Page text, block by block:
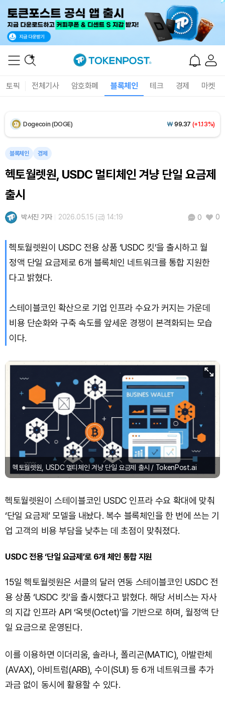
토픽 전체기사 암호화폐 블록체인 테크 경제 마켓
Solana (SOL) ₩104,739(+0.65%)
Bitcoin (BTC) 92,344,644(+0.49%)
블록체인 경제
헥토월렛원, USDC 멀티체인 겨냥 단일 요금제
출시
박서진 기자 2026.05.15 (금) 14:19 0 0
헥토월렛원이 USDC 전용 상품 ‘USDC 킷’을 출시하고 월
정액 단일 요금제로 6개 블록체인 네트워크를 통합 지원한
다고 밝혔다.
스테이블코인 확산으로 기업 인프라 수요가 커지는 가운데
비용 단순화와 구축 속도를 앞세운 경쟁이 본격화되는 모습
이다.
헥토월렛원, USDC 멀티체인 겨냥 단일 요금제 출시 / TokenPost.ai
헥토월렛원이 스테이블코인 USDC 인프라 수요 확대에 맞춰
‘단일 요금제’ 모델을 내놨다. 복수 블록체인을 한 번에 쓰는 기
업 고객의 비용 부담을 낮추는 데 초점이 맞춰졌다.
USDC 전용 ‘단일 요금제’로 6개 체인 통합 지원
15일 헥토월렛원은 서클의 달러 연동 스테이블코인 USDC 전
용 상품 ‘USDC 킷’을 출시했다고 밝혔다. 해당 서비스는 자사
의 지갑 인프라 API ‘옥텟(Octet)’을 기반으로 하며, 월정액 단
일 요금으로 운영된다.
이를 이용하면 이더리움, 솔라나, 폴리곤(MATIC), 아발란체
(AVAX), 아비트럼(ARB), 수이(SUI) 등 6개 네트워크를 추가
과금 없이 동시에 활용할 수 있다.